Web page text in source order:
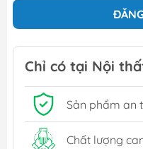
Chỉ có tại Nội
Sản phẩm an
Chất lượng